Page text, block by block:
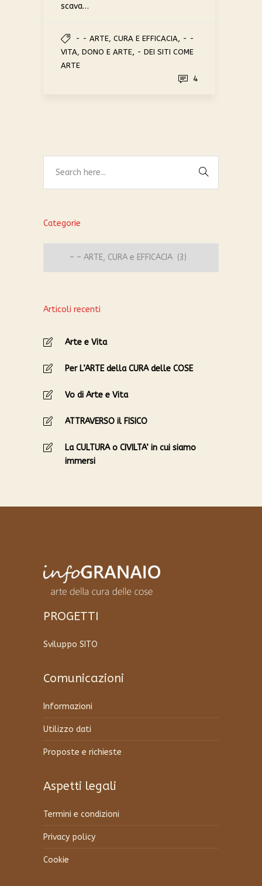
scava…
- - ARTE, CURA E EFFICACIA, - -
VITA, DONO E ARTE, - DEI SITI COME
ARTE
4
Categorie
Articoli recenti
Arte e Vita
Per L’ARTE della CURA delle COSE
Vo di Arte e Vita
ATTRAVERSO il FISICO
La CULTURA o CIVILTA’ in cui siamo
immersi
PROGETTI
Sviluppo SITO
Comunicazioni
Informazioni
Utilizzo dati
Proposte e richieste
Aspetti legali
Termini e condizioni
Privacy policy
Cookie